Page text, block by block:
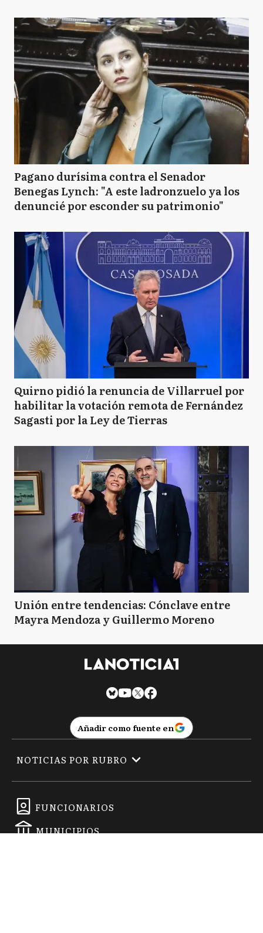
Pagano durísima contra el Senador
Benegas Lynch: "A este ladronzuelo ya los
denuncié por esconder su patrimonio"
Quirno pidió la renuncia de Villarruel por
habilitar la votación remota de Fernández
Sagasti por la Ley de Tierras
Unión entre tendencias: Cónclave entre
Mayra Mendoza y Guillermo Moreno
Añadir como fuente en
FUNCIONARIOS
MUNICIPIOS
NOTICIAS POR RUBRO